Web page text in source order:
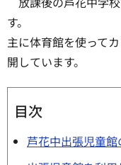
す。
主に体育館を使って
開しています。
目次
芦花中出張児童